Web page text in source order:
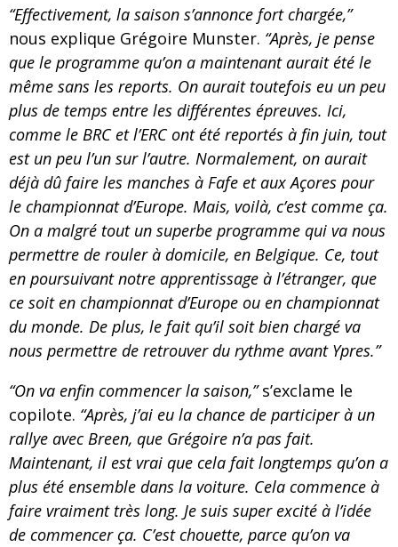
“Effectivement, la saison s’annonce fort chargée,”
nous explique Grégoire Munster. “Après, je pense
que le programme qu’on a maintenant aurait été le
même sans les reports. On aurait toutefois eu un peu
plus de temps entre les différentes épreuves. Ici,
comme le BRC et l’ERC ont été reportés à fin juin, tout
est un peu l’un sur l’autre. Normalement, on aurait
déjà dû faire les manches à Fafe et aux Açores pour
le championnat d’Europe. Mais, voilà, c’est comme ça.
On a malgré tout un superbe programme qui va nous
permettre de rouler à domicile, en Belgique. Ce, tout
en poursuivant notre apprentissage à l’étranger, que
ce soit en championnat d’Europe ou en championnat
du monde. De plus, le fait qu’il soit bien chargé va
nous permettre de retrouver du rythme avant Ypres.”
“On va enfin commencer la saison,”s’exclame le
copilote. “Après, j’ai eu la chance de participer à un
rallye avec Breen, que Grégoire n’a pas fait.
Maintenant, il est vrai que cela fait longtemps qu’on a
plus été ensemble dans la voiture. Cela commence à
faire vraiment très long. Je suis super excité à l’idée
de commencer ça. C’est chouette, parce qu’on va